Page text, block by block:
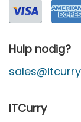
Hulp nodig?
ITCurry